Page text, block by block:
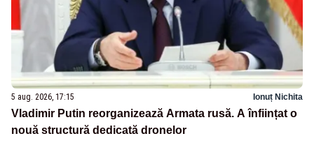
5 aug. 2026, 17:15 Ionuț Nichita
Vladimir Putin reorganizează Armata rusă. A înființat o
nouă structură dedicată dronelor